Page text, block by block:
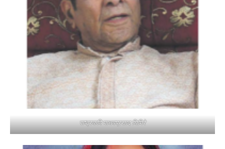
राष्ट्रकवि माधवप्रसाद घिमिरे